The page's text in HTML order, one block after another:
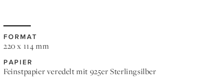
FORMAT
220 x 114 mm
PAPIER
Feinstpapier veredelt mit 925er Sterlingsilber